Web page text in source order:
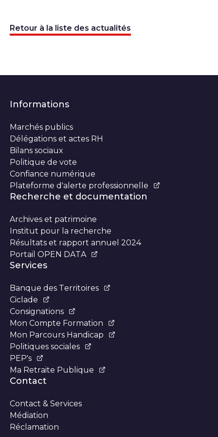
Retour à la liste des actualités
Informations
Marchés publics
Délégations et actes RH
Bilans sociaux
Politique de vote
Confiance numérique
Plateforme d’alerte professionnelle
Recherche et documentation
Archives et patrimoine
Institut pour la recherche
Résultats et rapport annuel 2024
Portail OPEN DATA
Services
Banque des Territoires
Ciclade
Consignations
Mon Compte Formation
Mon Parcours Handicap
Politiques sociales
PEP's
Ma Retraite Publique
Contact
Contact & Services
Médiation
Réclamation